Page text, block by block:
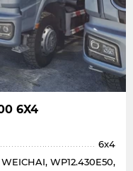
6X4
6x4
WEICHAI, WP12.430E50,